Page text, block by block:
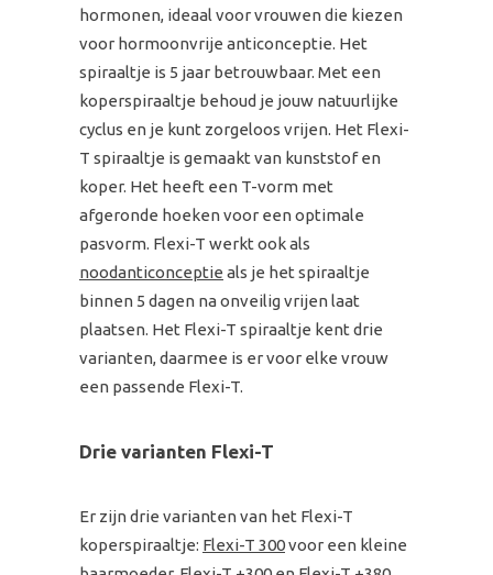
hormonen, ideaal voor vrouwen die kiezen
voor hormoonvrije anticonceptie. Het
spiraaltje is 5 jaar betrouwbaar. Met een
koperspiraaltje behoud je jouw natuurlijke
cyclus en je kunt zorgeloos vrijen. Het Flexi-
T spiraaltje is gemaakt van kunststof en
koper. Het heeft een T-vorm met
afgeronde hoeken voor een optimale
pasvorm. Flexi-T werkt ook als
noodanticonceptie als je het spiraaltje
binnen 5 dagen na onveilig vrijen laat
plaatsen. Het Flexi-T spiraaltje kent drie
varianten, daarmee is er voor elke vrouw
een passende Flexi-T.
Drie varianten Flexi-T
Er zijn drie varianten van het Flexi-T
koperspiraaltje: Flexi-T 300voor een kleine